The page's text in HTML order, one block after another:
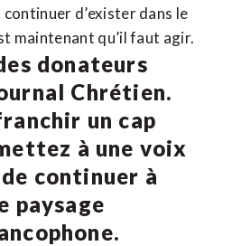
d’exister dans le
maintenant qu’il faut agir.
donateurs
Chrétien.
un cap
à une voix
continuer à
paysage